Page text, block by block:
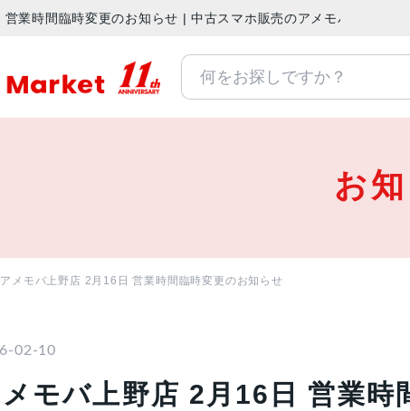
業時間臨時変更のお知らせ | 中古スマホ販売のアメモバマーケット
お
アメモバ上野店 2月16日 営業時間臨時変更のお知らせ
02-10
モバ上野店 2月16日 営業時